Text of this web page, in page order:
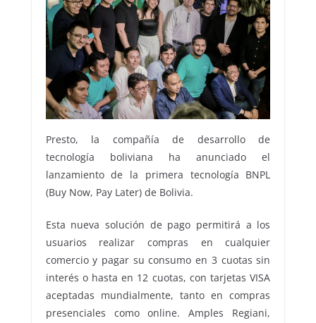
Presto, la compañía de desarrollo de
tecnología boliviana ha anunciado el
lanzamiento de la primera tecnología BNPL
(Buy Now, Pay Later) de Bolivia.
Esta nueva solución de pago permitirá a los
usuarios realizar compras en cualquier
comercio y pagar su consumo en 3 cuotas sin
interés o hasta en 12 cuotas, con tarjetas VISA
aceptadas mundialmente, tanto en compras
presenciales como online. Amples Regiani,